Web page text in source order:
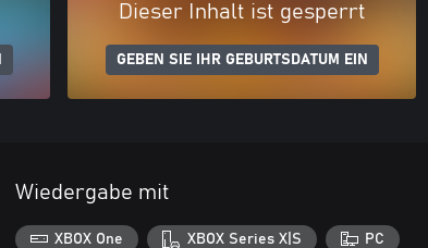
Dieser Inhalt ist gesperrt
GEBEN SIE IHR GEBURTSDATUM EIN
Wiedergabe mit
XBOX One XBOX Series X|S PC